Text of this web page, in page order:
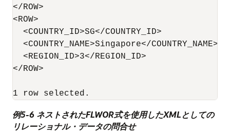
</ROW>
<ROW>
  <COUNTRY_ID>SG</COUNTRY_ID>
  <COUNTRY_NAME>Singapore</COUNTRY_NAME>
  <REGION_ID>3</REGION_ID>
</ROW>
例5-6 ネストされたFLWOR式を使用したXMLとしての
リレーショナル・データの問合せ